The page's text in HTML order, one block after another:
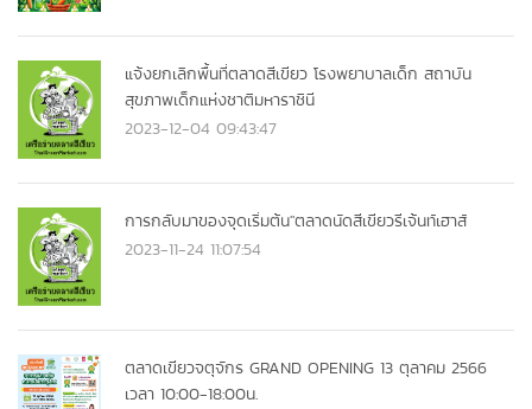
แจ้งยกเลิกพื้นที่ตลาดสีเขียว โรงพยาบาลเด็ก สถาบัน
สุขภาพเด็กแห่งชาติมหาราชินี
2023-12-04 09:43:47
การกลับมาของจุดเริ่มต้น"ตลาดนัดสีเขียวรีเจ้นท์เฮาส์
2023-11-24 11:07:54
ตลาดเขียวจตุจักร GRAND OPENING 13 ตุลาคม 2566
เวลา 10:00-18:00น.